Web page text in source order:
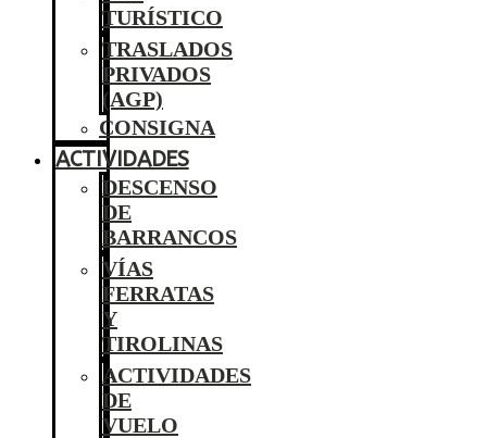
TURÍSTICO
TRASLADOS
PRIVADOS
(AGP)
CONSIGNA
ACTIVIDADES
DESCENSO
DE
BARRANCOS
VÍAS
FERRATAS
Y
TIROLINAS
ACTIVIDADES
DE
VUELO